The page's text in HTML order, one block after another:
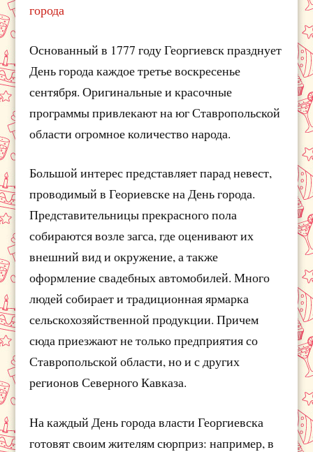
города
Основанный в 1777 году Георгиевск празднует
День города каждое третье воскресенье
сентября. Оригинальные и красочные
программы привлекают на юг Ставропольской
области огромное количество народа.
Большой интерес представляет парад невест,
проводимый в Геориевске на День города.
Представительницы прекрасного пола
собираются возле загса, где оценивают их
внешний вид и окружение, а также
оформление свадебных автомобилей. Много
людей собирает и традиционная ярмарка
сельскохозяйственной продукции. Причем
сюда приезжают не только предприятия со
Ставропольской области, но и с других
регионов Северного Кавказа.
На каждый День города власти Георгиевска
готовят своим жителям сюрприз: например, в